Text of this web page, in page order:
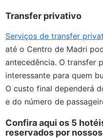
Transfer privativo
Serviços de transfer
até o Centro de Madri
antecedência. O transfer
interessante para quem
O custo final dependerá
e do número de
Confira aqui os 5
reservados por